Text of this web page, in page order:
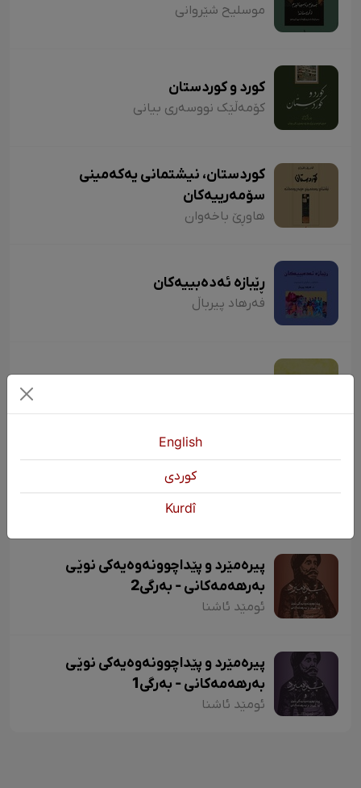
موسلیح شێروانی
کورد و کوردستان
کۆمەڵێک نووسەری بیانی
کوردستان، نیشتمانی یەکەمینی
سۆمەرییەکان
هاوڕێ باخەوان
ڕێبازە ئەدەبییەکان
فەرهاد پیرباڵ
زمانی نووسینی ڕێزماندار
بەرەو وشەڕۆنان لە زمانی کوردیدا
دکتۆر شێرکۆ بابان
پیرەمێرد و پێداچوونەوەیەکی نوێی
بەرهەمەکانی - بەرگی2
ئومێد ئاشنا
پیرەمێرد و پێداچوونەوەیەکی نوێی
بەرهەمەکانی - بەرگی1
ئومێد ئاشنا
English
كوردی
Kurdî